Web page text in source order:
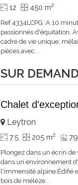
SUR
12 450 m2
Ref 4334LCPG :A 10
passionnés d'équitation.
cadre de vie unique,
pièces avec...
Chalet
Leytron
7.5 205 m2
Plongez dans un écrin
dans un environnement
l'immensité alpine.Édifié
bois de mélèze...